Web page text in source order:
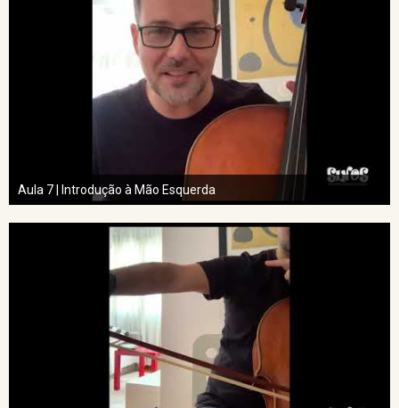
Aula 7 | Introdução à Mão Esquerda